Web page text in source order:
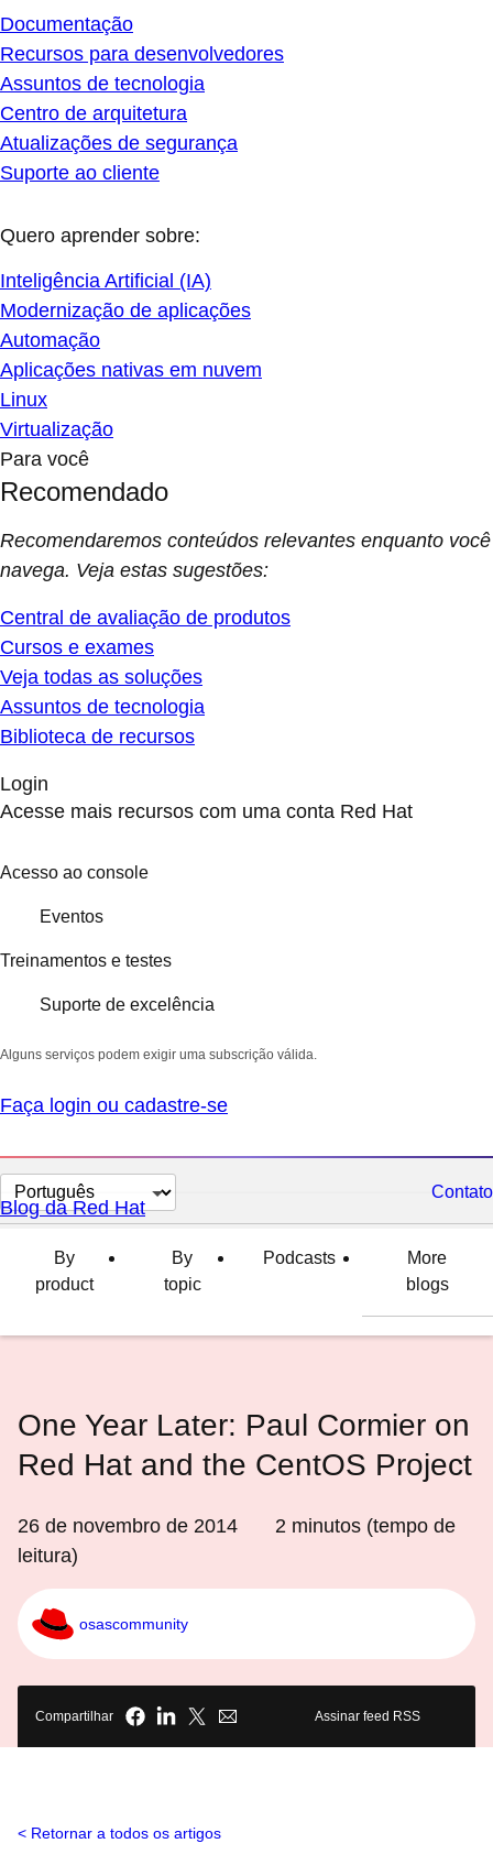
Documentação
Recursos para desenvolvedores
Assuntos de tecnologia
Centro de arquitetura
Atualizações de segurança
Suporte ao cliente
Quero aprender sobre:
Inteligência Artificial (IA)
Modernização de aplicações
Automação
Aplicações nativas em nuvem
Linux
Virtualização
Para você
Recomendado
Recomendaremos conteúdos relevantes enquanto você
navega. Veja estas sugestões:
Central de avaliação de produtos
Cursos e exames
Veja todas as soluções
Assuntos de tecnologia
Biblioteca de recursos
Login
Acesse mais recursos com uma conta Red Hat
Acesso ao console
Eventos
Treinamentos e testes
Suporte de excelência
Alguns serviços podem exigir uma subscrição válida.
Faça login ou cadastre-se
Selecionar
idioma
Contato
Blog da Red Hat
By
product
By
topic
Podcasts
More
blogs
One Year Later: Paul Cormier on
Red Hat and the CentOS Project
26 de novembro de 2014 2 minutos (tempo de
leitura)
osascommunity
Compartilhar Assinar feed RSS
Retornar a todos os artigos